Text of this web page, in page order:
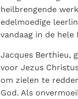
heilbrengende
edelmoedige
vandaag in de hele
Jacques Berthieu,
voor Jezus
om zielen te
God. Als